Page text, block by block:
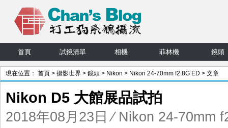
首頁 試鏡清單 相機 菲林機 鏡頭
現在位置： 首頁 > 攝影世界 > 鏡頭 > Nikon > Nikon 24-70mm f2.8G ED > 文章
Nikon D5 大館展品試拍
2018年08月23日 ⁄ Nikon 24-70mm